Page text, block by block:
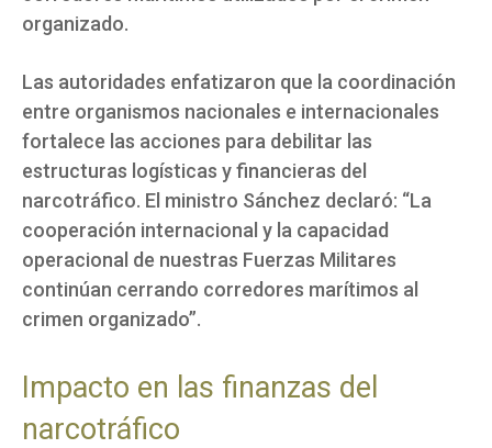
organizado.
Las autoridades enfatizaron que la coordinación
entre organismos nacionales e internacionales
fortalece las acciones para debilitar las
estructuras logísticas y financieras del
narcotráfico. El ministro Sánchez declaró: “La
cooperación internacional y la capacidad
operacional de nuestras Fuerzas Militares
continúan cerrando corredores marítimos al
crimen organizado”.
Impacto en las finanzas del
narcotráfico